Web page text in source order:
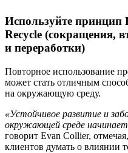
Используйте принцип
Recycle (сокращения,
и переработки)
Повторное использование
может стать отличным
на окружающую среду.
«Устойчивое развитие и
окружающей среде
говорит Evan Collier,
клиентов думать о влиянии